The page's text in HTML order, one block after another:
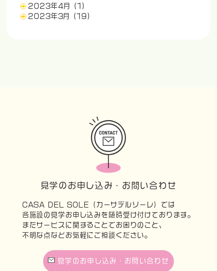
2023年4月
(1)
2023年3月
(19)
見学のお申し込み・お問い合わせ
CASA DEL SOLE（カーサデルソーレ）では
各施設の見学お申し込みを随時受け付けております。
またサービスに関することでお困りのこと、
不明な点などお気軽にご相談ください。
見学のお申し込み・お問い合わせ